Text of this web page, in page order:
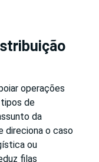
operações
de
da
direciona o caso
ou
filas